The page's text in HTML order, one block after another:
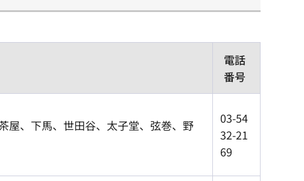
電話
番号
屋、下馬、世田谷、太子堂、弦巻、野
03-54
32-21
69